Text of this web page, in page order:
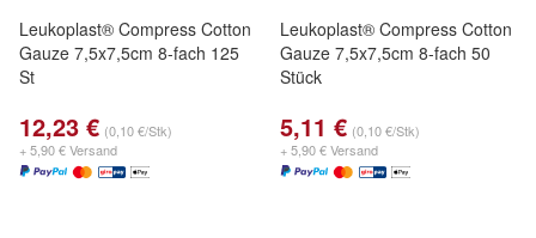
Leukoplast® Compress Cotton
Gauze 7,5x7,5cm 8-fach 125
St
12,23 € (0,10 €/Stk)
+ 5,90 € Versand
Leukoplast® Compress Cotton
Gauze 7,5x7,5cm 8-fach 50
Stück
5,11 € (0,10 €/Stk)
+ 5,90 € Versand